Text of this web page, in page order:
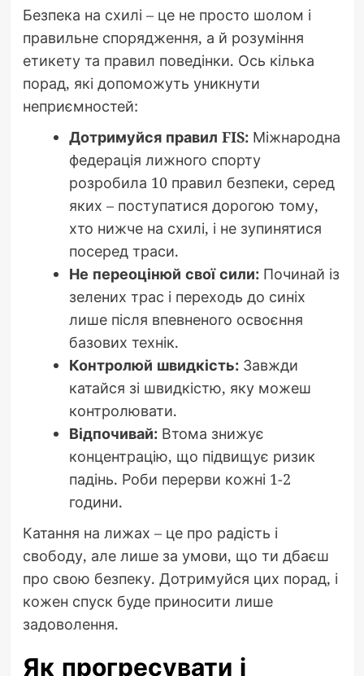
Безпека на схилі – це не просто шолом і
правильне спорядження, а й розуміння
етикету та правил поведінки. Ось кілька
порад, які допоможуть уникнути
неприємностей:
Дотримуйся правил FIS:Міжнародна
федерація лижного спорту
розробила 10 правил безпеки, серед
яких – поступатися дорогою тому,
хто нижче на схилі, і не зупинятися
посеред траси.
Не переоцінюй свої сили:Починай із
зелених трас і переходь до синіх
лише після впевненого освоєння
базових технік.
Контролюй швидкість:Завжди
катайся зі швидкістю, яку можеш
контролювати.
Відпочивай:Втома знижує
концентрацію, що підвищує ризик
падінь. Роби перерви кожні 1-2
години.
Катання на лижах – це про радість і
свободу, але лише за умови, що ти дбаєш
про свою безпеку. Дотримуйся цих порад, і
кожен спуск буде приносити лише
задоволення.
Як прогресувати і